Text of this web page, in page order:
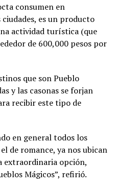
consumen en
es un producto
actividad turística (que
de 600,000 pesos por
que son Pueblo
y las casonas se forjan
recibir este tipo de
en general todos los
de romance, ya nos ubican
extraordinaria opción,
Mágicos”, refirió.